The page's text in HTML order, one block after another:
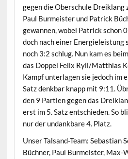
gegen die Oberschule Dreiklang
Paul Burmeister und Patrick
gewannen, wobei Patrick schon
doch nach einer Energieleistung
noch 3:2 schlug. Nun kam es
das Doppel Felix Ryll/Matthias
Kampf unterlagen sie jedoch im
Satz denkbar knapp mit 9:11.
den 9 Partien gegen das
erst im 5. Satz entschieden. So
nur der undankbare 4. Platz.
Unser Talsand-Team: Sebastian
Büchner, Paul Burmeister, Max-